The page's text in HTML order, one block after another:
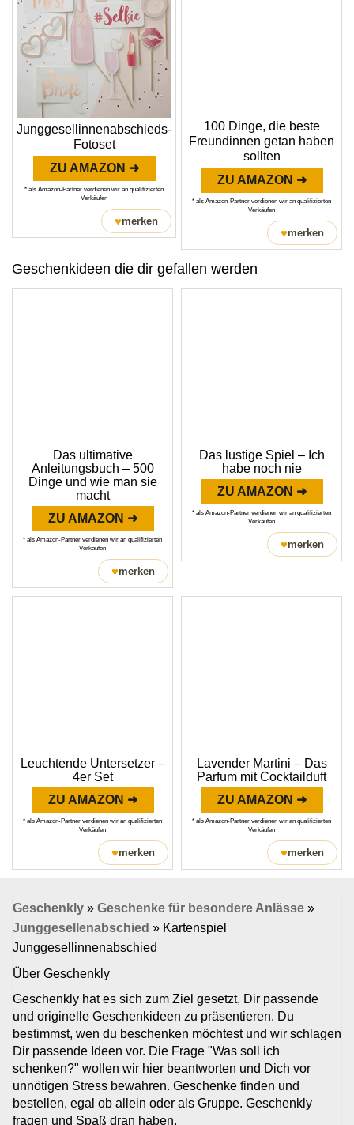
Junggesellinnenabschieds-
Fotoset
ZU AMAZON ➜
* als Amazon-Partner verdienen wir an qualifizierten
Verkäufen
♥merken
100 Dinge, die beste
Freundinnen getan haben
sollten
ZU AMAZON ➜
* als Amazon-Partner verdienen wir an qualifizierten
Verkäufen
♥merken
Geschenkideen die dir gefallen werden
Das ultimative
Anleitungsbuch – 500
Dinge und wie man sie
macht
ZU AMAZON ➜
* als Amazon-Partner verdienen wir an qualifizierten
Verkäufen
♥merken
Das lustige Spiel – Ich
habe noch nie
ZU AMAZON ➜
* als Amazon-Partner verdienen wir an qualifizierten
Verkäufen
♥merken
Leuchtende Untersetzer –
4er Set
ZU AMAZON ➜
* als Amazon-Partner verdienen wir an qualifizierten
Verkäufen
♥merken
Lavender Martini – Das
Parfum mit Cocktailduft
ZU AMAZON ➜
* als Amazon-Partner verdienen wir an qualifizierten
Verkäufen
♥merken
Geschenkly » Geschenke für besondere Anlässe »
Junggesellenabschied » Kartenspiel
Junggesellinnenabschied
Über Geschenkly
Geschenkly hat es sich zum Ziel gesetzt, Dir passende
und originelle Geschenkideen zu präsentieren. Du
bestimmst, wen du beschenken möchtest und wir schlagen
Dir passende Ideen vor. Die Frage "Was soll ich
schenken?" wollen wir hier beantworten und Dich vor
unnötigen Stress bewahren. Geschenke finden und
bestellen, egal ob allein oder als Gruppe. Geschenkly
fragen und Spaß dran haben.